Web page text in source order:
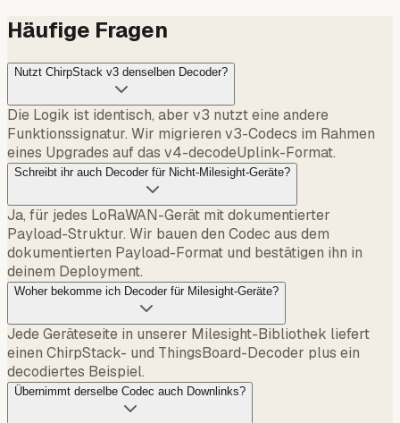
Häufige Fragen
Nutzt ChirpStack v3 denselben Decoder?
Die Logik ist identisch, aber v3 nutzt eine andere
Funktionssignatur. Wir migrieren v3-Codecs im Rahmen
eines Upgrades auf das v4-decodeUplink-Format.
Schreibt ihr auch Decoder für Nicht-Milesight-Geräte?
Ja, für jedes LoRaWAN-Gerät mit dokumentierter
Payload-Struktur. Wir bauen den Codec aus dem
dokumentierten Payload-Format und bestätigen ihn in
deinem Deployment.
Woher bekomme ich Decoder für Milesight-Geräte?
Jede Geräteseite in unserer Milesight-Bibliothek liefert
einen ChirpStack- und ThingsBoard-Decoder plus ein
decodiertes Beispiel.
Übernimmt derselbe Codec auch Downlinks?